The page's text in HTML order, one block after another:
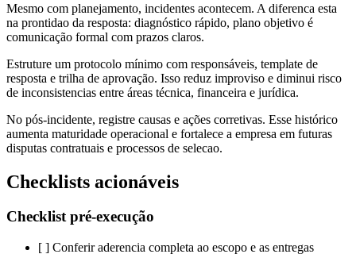
Mesmo com planejamento, incidentes acontecem. A diferenca esta
na prontidao da resposta: diagnóstico rápido, plano objetivo é
comunicação formal com prazos claros.
Estruture um protocolo mínimo com responsáveis, template de
resposta e trilha de aprovação. Isso reduz improviso e diminui risco
de inconsistencias entre áreas técnica, financeira e jurídica.
No pós-incidente, registre causas e ações corretivas. Esse histórico
aumenta maturidade operacional e fortalece a empresa em futuras
disputas contratuais e processos de selecao.
Checklists acionáveis
Checklist pré-execução
[ ] Conferir aderencia completa ao escopo e as entregas